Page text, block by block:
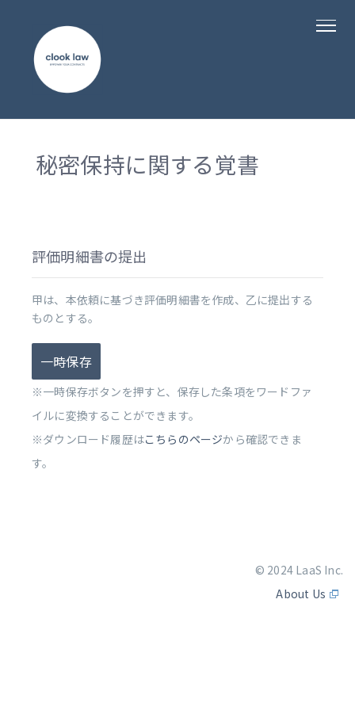
秘密保持に関する覚書
評価明細書の提出
甲は、本依頼に基づき評価明細書を作成、乙に提出する
ものとする。
一時保存
※一時保存ボタンを押すと、保存した条項をワードファ
イルに変換することができます。
※ダウンロード履歴はこちらのページから確認できま
す。
© 2024 LaaS Inc.
About Us